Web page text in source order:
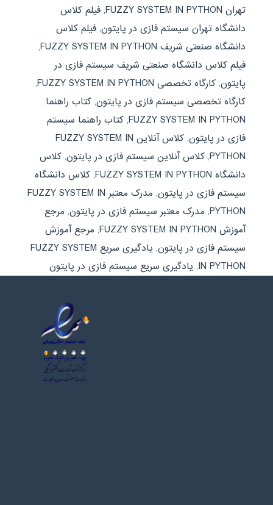
تهران FUZZY SYSTEM IN PYTHON
, فیلم کلاس
دانشگاه تهران سیستم فازی در پایتون, فیلم کلاس
دانشگاه صنعتی شریف FUZZY SYSTEM IN PYTHON
,
فیلم کلاس دانشگاه صنعتی شریف سیستم فازی در
پایتون, کارگاه تخصصی FUZZY SYSTEM IN PYTHON
,
کارگاه تخصصی سیستم فازی در پایتون, کتاب راهنما
FUZZY SYSTEM IN PYTHON
, کتاب راهنما سیستم
فازی در پایتون,
کلاس آنلاین FUZZY SYSTEM IN
PYTHON
, کلاس آنلاین سیستم فازی در پایتون, کلاس
دانشگاه FUZZY SYSTEM IN PYTHON
, کلاس دانشگاه
سیستم فازی در پایتون,
مدرک معتبر FUZZY SYSTEM IN
PYTHON
, مدرک معتبر سیستم فازی در پایتون, مرجع
آموزش FUZZY SYSTEM IN PYTHON
, مرجع آموزش
سیستم فازی در پایتون,
یادگیری سریع FUZZY SYSTEM
IN PYTHON
, یادگیری سریع سیستم فازی در پایتون